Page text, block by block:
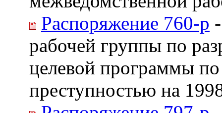
Распоряжение 760-р
рабочей группы по
целевой программы
преступностью на